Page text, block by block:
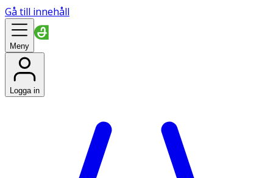
Gå till innehåll
Meny
Logga in